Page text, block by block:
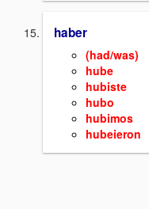
haber
(had/was)
hube
hubiste
hubo
hubimos
hubeieron